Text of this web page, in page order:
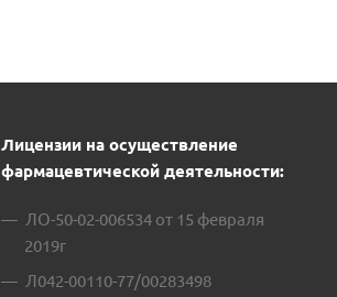
Лицензии на осуществление
фармацевтической деятельности:
ЛО-50-02-006534 от 15 февраля
2019г
Л042-00110-77/00283498